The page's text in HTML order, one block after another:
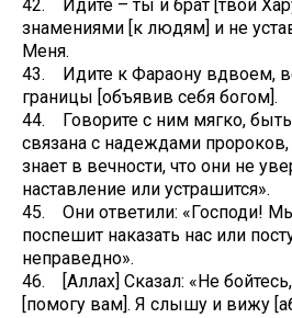
42. Идите – ты и брат [твой
знамениями [к людям] и не
Меня.
43. Идите к Фараону вдвоем,
границы [объявив себя богом].
44. Говорите с ним мягко,
связана с надеждами
знает в вечности, что они не
наставление или устрашится».
45. Они ответили: «Господи!
поспешит наказать нас или
неправедно».
46. [Аллах] Сказал: «Не
[помогу вам]. Я слышу и вижу